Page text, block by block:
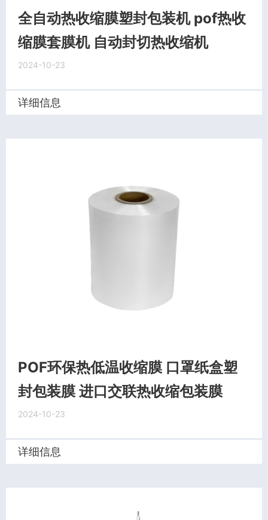
全自动热收缩膜塑封包装机 pof热收
缩膜套膜机 自动封切热收缩机
2024-10-23
详细信息
POF环保热低温收缩膜 口罩纸盒塑
封包装膜 进口交联热收缩包装膜
2024-10-23
详细信息